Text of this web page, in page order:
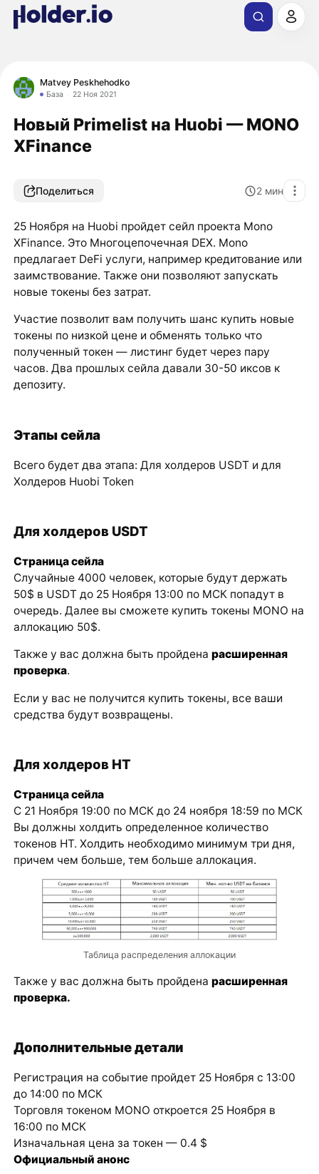
Matvey Peskhehodko
База 22 Ноя 2021
Новый Primelist на Huobi — MONO
XFinance
Поделиться 2 мин
25 Ноября на Huobi пройдет сейл проекта Mono
XFinance. Это Многоцепочечная DEX. Mono
предлагает DeFi услуги, например кредитование или
заимствование. Также они позволяют запускать
новые токены без затрат.
Участие позволит вам получить шанс купить новые
токены по низкой цене и обменять только что
полученный токен — листинг будет через пару
часов. Два прошлых сейла давали 30-50 иксов к
депозиту.
Этапы сейла
Всего будет два этапа: Для холдеров USDT и для
Холдеров Huobi Token
Для холдеров USDT
Страница сейла
Случайные 4000 человек, которые будут держать
50$ в USDT до 25 Ноября 13:00 по МСК попадут в
очередь. Далее вы сможете купить токены MONO на
аллокацию 50$.
Также у вас должна быть пройдена расширенная
проверка.
Если у вас не получится купить токены, все ваши
средства будут возвращены.
Для холдеров HT
Страница сейла
С 21 Ноября 19:00 по МСК до 24 ноября 18:59 по МСК
Вы должны холдить определенное количество
токенов HT. Холдить необходимо минимум три дня,
причем чем больше, тем больше аллокация.
Таблица распределения аллокации
Также у вас должна быть пройдена расширенная
проверка.
Дополнительные детали
Регистрация на событие пройдет 25 Ноября с 13:00
до 14:00 по МСК
Торговля токеном MONO откроется 25 Ноября в
16:00 по МСК
Изначальная цена за токен — 0.4 $
Официальный анонс